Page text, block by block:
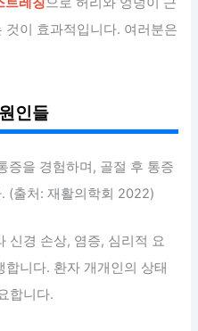
이 효과적입니다. 여러분은
인들
증을 경험하며, 골절 후 통증
(출처: 재활의학회 2022)
신경 손상, 염증, 심리적 요
니다. 환자 개개인의 상태
합니다.